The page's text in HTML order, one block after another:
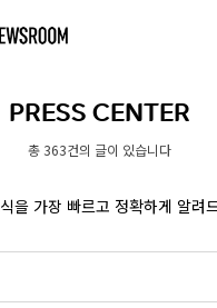
PRESS CENTER
총 363건의 글이 있습니다
을 가장 빠르고 정확하게 알려